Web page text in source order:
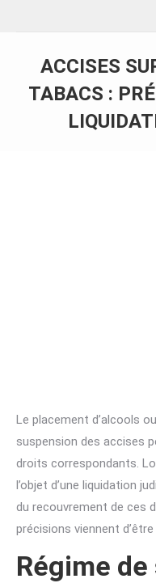
ACCISES
TABACS :
Le placement d’alcools
suspension des accises
droits correspondants.
l’objet d’une liquidation
du recouvrement de ces
précisions viennent
Régime